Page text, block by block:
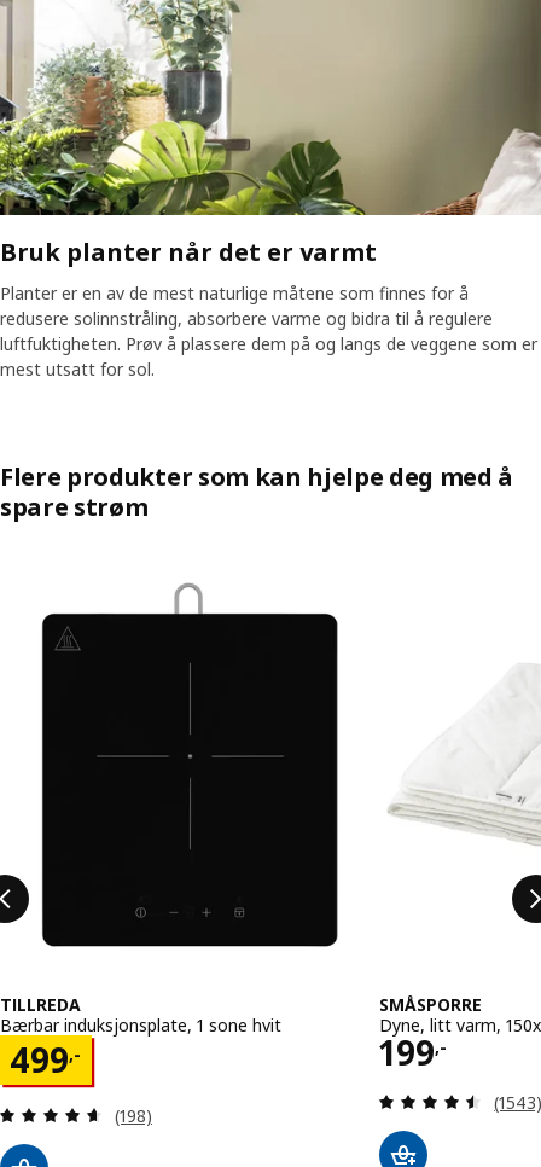
Bruk planter når det er varmt
Planter er en av de mest naturlige måtene som finnes for å
redusere solinnstråling, absorbere varme og bidra til å regulere
luftfuktigheten. Prøv å plassere dem på og langs de veggene som er
mest utsatt for sol.
Flere produkter som kan hjelpe deg med å
spare strøm
Hopp over oppføringen
TILLREDA
Bærbar induksjonsplate, 1 sone hvit
499,-
Pris 499,-
Gjennomgang: 4.6 av 5 stjerner. Samlede
(198)
SMÅSPORRE
Dyne, litt varm,
199,-
Pris 199,-